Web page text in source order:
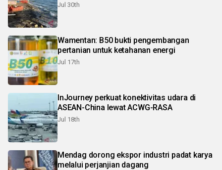
Jul 30th
Wamentan: B50 bukti pengembangan
pertanian untuk ketahanan energi
Jul 17th
InJourney perkuat konektivitas udara di
ASEAN-China lewat ACWG-RASA
Jul 18th
Mendag dorong ekspor industri padat karya
melalui perjanjian dagang